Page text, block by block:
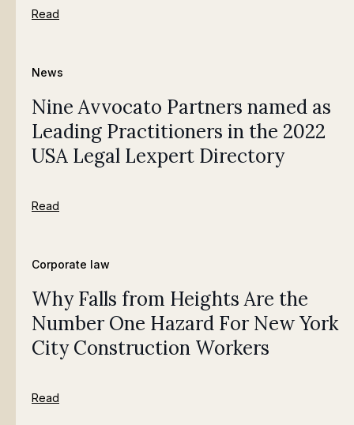
Read
News
Nine Avvocato Partners named as
Leading Practitioners in the 2022
USA Legal Lexpert Directory
Read
Corporate law
Why Falls from Heights Are the
Number One Hazard For New York
City Construction Workers
Read